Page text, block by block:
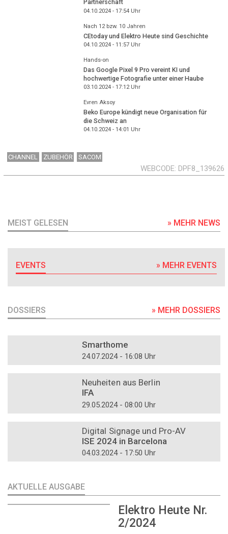
Partnerschaft
04.10.2024 - 17:54Uhr
Nach 12 bzw. 10 Jahren
CEtoday und Elektro Heute sind Geschichte
04.10.2024 - 11:57Uhr
Hands-on
Das Google Pixel 9 Pro vereint KI und
hochwertige Fotografie unter einer Haube
03.10.2024 - 17:12Uhr
Evren Aksoy
Beko Europe kündigt neue Organisation für
die Schweiz an
04.10.2024 - 14:01 Uhr
CHANNEL ZUBEHÖR SACOM
WEBCODE DPF8_139626
MEIST GELESEN » MEHR NEWS
EVENTS » MEHR EVENTS
DOSSIERS » MEHR DOSSIERS
Smarthome
24.07.2024 - 16:08 Uhr
Neuheiten aus Berlin
IFA
29.05.2024 - 08:00 Uhr
Digital Signage und Pro-AV
ISE 2024 in Barcelona
04.03.2024 - 17:50 Uhr
AKTUELLE AUSGABE
Elektro Heute Nr.
2/2024